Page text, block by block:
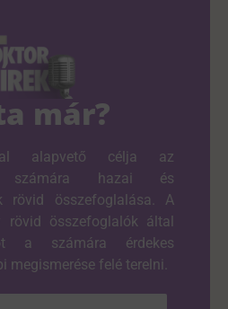
már?
alapvető célja az
számára hazai és
rövid összefoglalása. A
rövid összefoglalók által
a számára érdekes
megismerése felé terelni.